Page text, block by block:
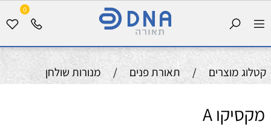
0
קטלוג מוצרים / תאורת פנים / מנורות שולחן
מקסיקו A